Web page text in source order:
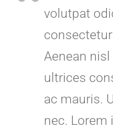
volutpat
Aenean
ultrices
ac mauris.
nec. Lorem